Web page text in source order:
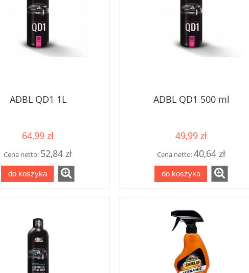
ADBL QD1 1L
64,99 zł
Cena netto: 52,84 zł
do koszyka
ADBL QD1 500 ml
49,99 zł
Cena netto:40,64 zł
do koszyka